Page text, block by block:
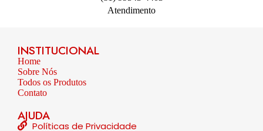
Atendimento
INSTITUCIONAL
Home
Sobre Nós
Todos os Produtos
Contato
AJUDA
Políticas de Privacidade